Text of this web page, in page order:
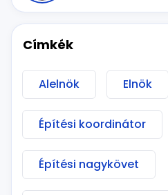
Címkék
Alelnök Elnök
Építési koordinátor
Építési nagykövet